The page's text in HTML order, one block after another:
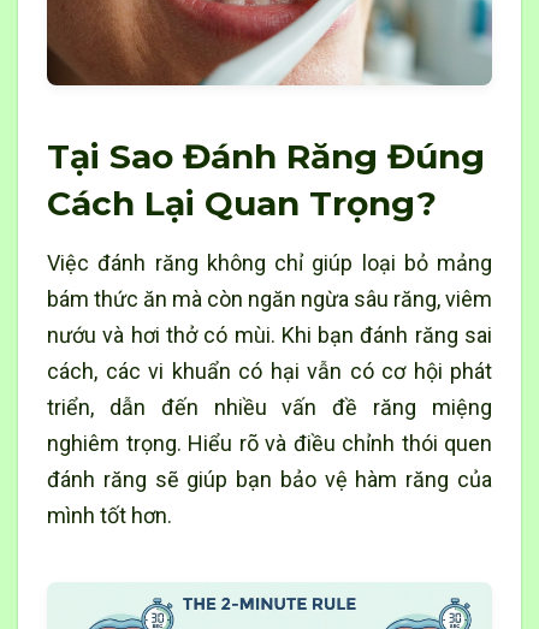
Tại Sao Đánh Răng Đúng
Cách Lại Quan Trọng?
Việc đánh răng không chỉ giúp loại bỏ mảng
bám thức ăn mà còn ngăn ngừa sâu răng, viêm
nướu và hơi thở có mùi. Khi bạn đánh răng sai
cách, các vi khuẩn có hại vẫn có cơ hội phát
triển, dẫn đến nhiều vấn đề răng miệng
nghiêm trọng. Hiểu rõ và điều chỉnh thói quen
đánh răng sẽ giúp bạn bảo vệ hàm răng của
mình tốt hơn.